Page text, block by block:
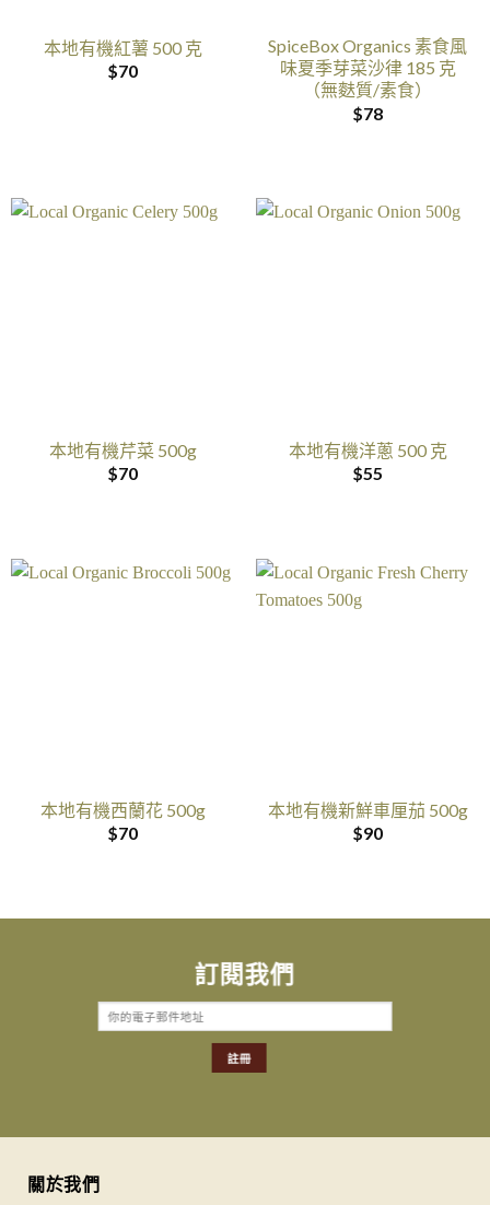
本地有機紅薯 500 克
$70
SpiceBox Organics 素食風
味夏季芽菜沙律 185 克
（無麩質/素食）
$78
本地有機芹菜 500g
$70
本地有機洋蔥 500 克
$55
本地有機西蘭花 500g
$70
本地有機新鮮車厘茄 500g
$90
訂閱我們
關於我們